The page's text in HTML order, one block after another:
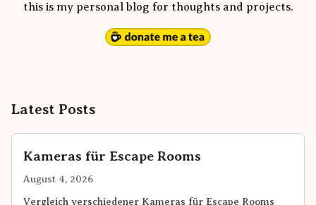
this is my personal blog for thoughts and projects.
Latest Posts
Kameras für Escape Rooms
August 4, 2026
Vergleich verschiedener Kameras für Escape Rooms